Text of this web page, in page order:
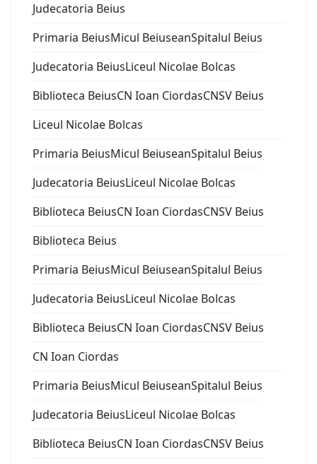
Judecatoria Beius
Primaria BeiusMicul BeiuseanSpitalul Beius
Judecatoria BeiusLiceul Nicolae Bolcas
Biblioteca BeiusCN Ioan CiordasCNSV Beius
Liceul Nicolae Bolcas
Primaria BeiusMicul BeiuseanSpitalul Beius
Judecatoria BeiusLiceul Nicolae Bolcas
Biblioteca BeiusCN Ioan CiordasCNSV Beius
Biblioteca Beius
Primaria BeiusMicul BeiuseanSpitalul Beius
Judecatoria BeiusLiceul Nicolae Bolcas
Biblioteca BeiusCN Ioan CiordasCNSV Beius
CN Ioan Ciordas
Primaria BeiusMicul BeiuseanSpitalul Beius
Judecatoria BeiusLiceul Nicolae Bolcas
Biblioteca BeiusCN Ioan CiordasCNSV Beius